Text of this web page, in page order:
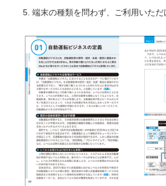
端末の種類を問わず、ご利用いただ